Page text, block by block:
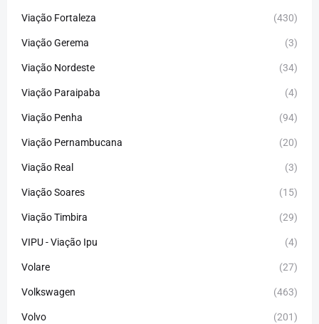
Viação Fortaleza (430)
Viação Gerema (3)
Viação Nordeste (34)
Viação Paraipaba (4)
Viação Penha (94)
Viação Pernambucana (20)
Viação Real (3)
Viação Soares (15)
Viação Timbira (29)
VIPU - Viação Ipu (4)
Volare (27)
Volkswagen (463)
Volvo (201)